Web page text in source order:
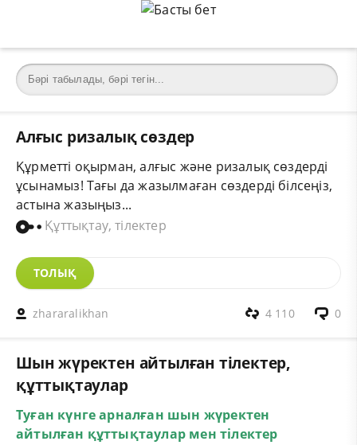
Алғыс ризалық сөздер
Құрметті оқырман, алғыс және ризалық сөздерді
ұсынамыз! Тағы да жазылмаған сөздерді білсеңіз,
астына жазыңыз...
Құттықтау, тілектер
ТОЛЫҚ
zhararalikhan 0
4 110
Шын жүректен айтылған тілектер,
құттықтаулар
Туған күнге арналған шын жүректен
айтылған құттықтаулар ментілектер